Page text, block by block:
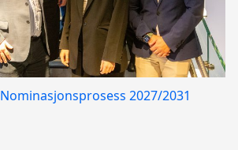
Nominasjonsprosess 2027/2031